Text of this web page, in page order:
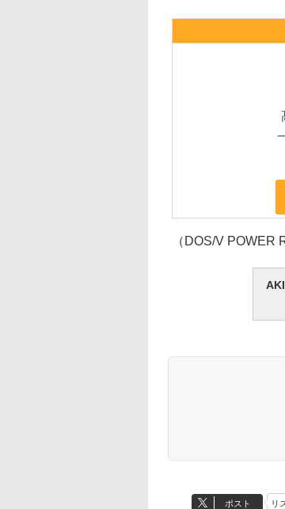
（DOS/V POWER
ポスト リ